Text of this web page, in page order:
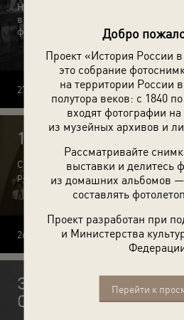
Добро
Проект «История России
это собрание
на территории России
полутора веков: с 1840
входят фотографии
из музейных архивов и
Рассматривайте
выставки и делитесь
из домашних альбомов
составлять
Проект разработан при
и Министерства
Перейти к
На стадионах, в пионерских
в парках, во дворах, на лугу, на
фотоистория советского волейбола
27.07.2026
14 фотографий 26
События и люди, запечатленные на
разные годы.
26.07.2026
Загадочная госпожа
СССР